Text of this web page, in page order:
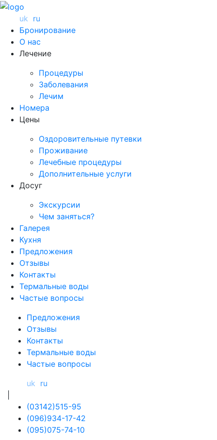
uk ru
Бронирование
О нас
Лечение
Процедуры
Заболевания
Лечим
Номера
Цены
Оздоровительные путевки
Проживание
Лечебные процедуры
Дополнительные услуги
Досуг
Экскурсии
Чем заняться?
Галерея
Кухня
Предложения
Отзывы
Контакты
Термальные воды
Частые вопросы
Предложения
Отзывы
Контакты
Термальные воды
Частые вопросы
uk ru
(03142)515-95
(096)934-17-42
(095)075-74-10